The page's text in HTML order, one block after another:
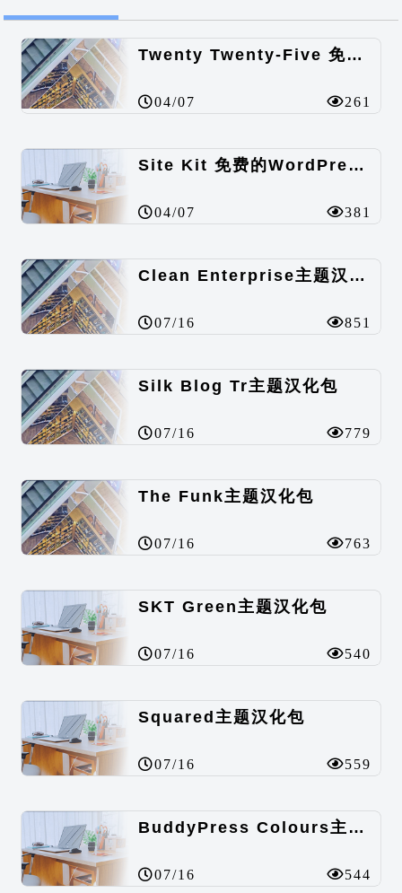
Twenty Twenty-Five 免费的WordPress内容主题
04/07 261
Site Kit 免费的WordPress数据统计插件
04/07 381
Clean Enterprise主题汉化包
07/16 851
Silk Blog Tr主题汉化包
07/16 779
The Funk主题汉化包
07/16 763
SKT Green主题汉化包
07/16 540
Squared主题汉化包
07/16 559
BuddyPress Colours主题汉化包
07/16 544